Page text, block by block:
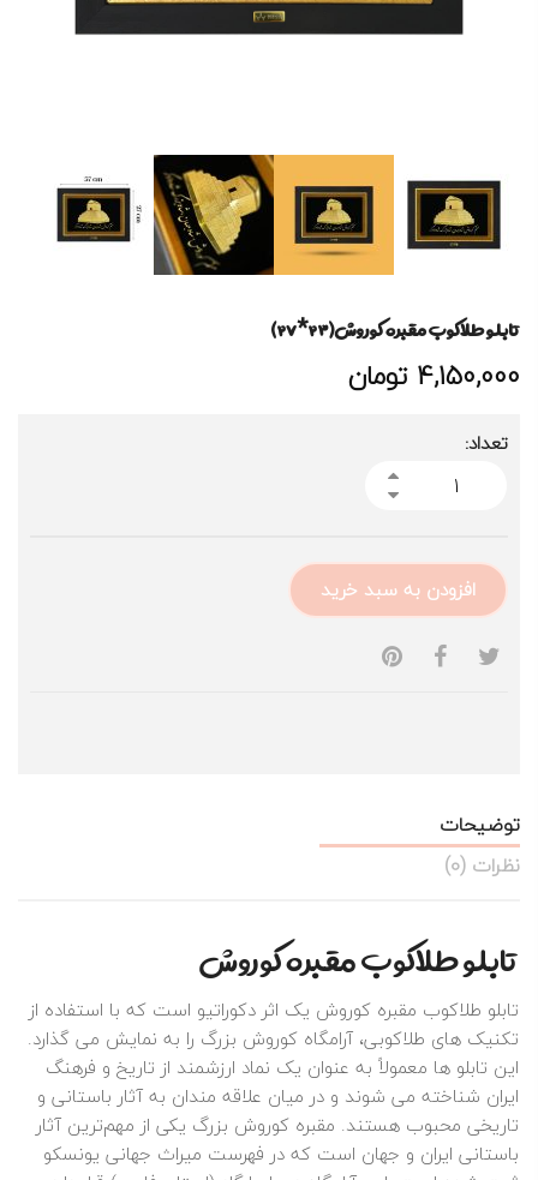
تابلو طلاکوب مقبره کوروش(۲۳*۲۷)
4,150,000 تومان
تعداد:
افزودن به سبد خرید
توضیحات
نظرات (0)
تابلو طلاکوب مقبره کوروش
تابلو طلاکوب مقبره کوروش یک اثر دکوراتیو است که با استفاده از
تکنیک‌ های طلاکوبی، آرامگاه کوروش بزرگ را به نمایش می‌ گذارد.
این تابلو ها معمولاً به‌ عنوان یک نماد ارزشمند از تاریخ و فرهنگ
ایران شناخته می‌ شوند و در میان علاقه‌ مندان به آثار باستانی و
تاریخی محبوب هستند. مقبره کوروش بزرگ یکی از مهم‌ترین آثار
باستانی ایران و جهان است که در فهرست میراث جهانی یونسکو